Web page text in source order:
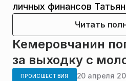
личных финансов
Читать
Кемеровчанин
за выходку с
ПРОИСШЕСТВИЯ 20 апреля